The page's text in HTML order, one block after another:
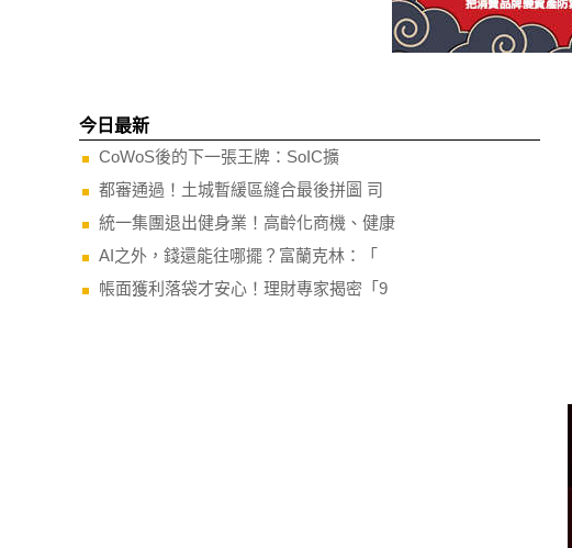
今日最新
CoWoS後的下一張王牌：SoIC擴
都審通過！土城暫緩區縫合最後拼圖 司
統一集團退出健身業！高齡化商機、健康
AI之外，錢還能往哪擺？富蘭克林：「
帳面獲利落袋才安心！理財專家揭密「9